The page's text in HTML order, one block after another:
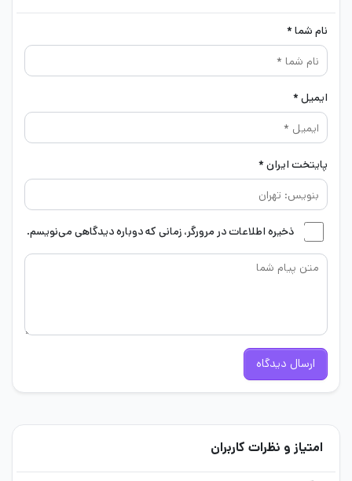
نام شما *
ایمیل *
پایتخت ایران *
ذخیره اطلاعات در مرورگر، زمانی که دوباره دیدگاهی می‌نویسم.
ارسال دیدگاه
امتیاز و نظرات کاربران